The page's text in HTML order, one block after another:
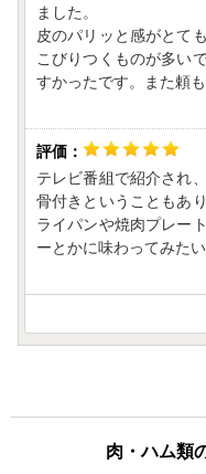
ました。
皮のパリッと感がとて
こびりつくものが多い
すかったです。また頼
テレビ番組で紹介され
骨付きということもあ
ライパンや焼肉プレー
ーとかに味わってみた
肉・ハム類